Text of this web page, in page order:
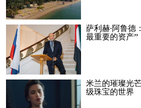
萨利赫·阿鲁德
最重要的资产”
米兰的璀璨光
级珠宝的世界